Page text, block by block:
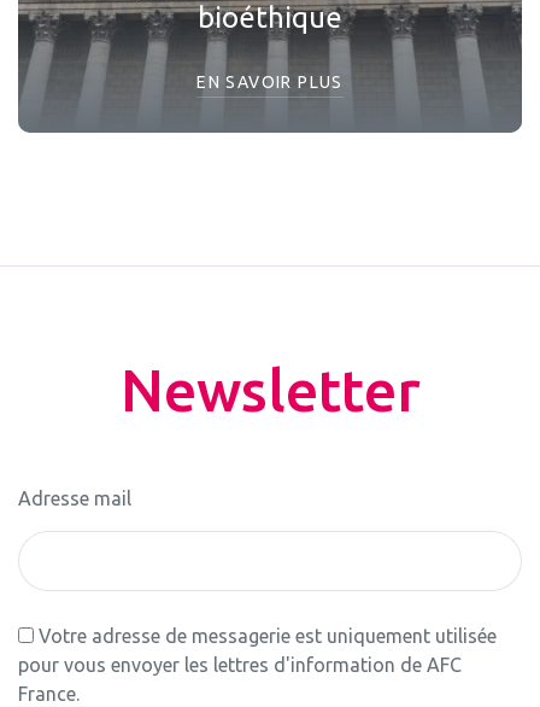
bioéthique
EN SAVOIR PLUS
Newsletter
Adresse mail
Votre adresse de messagerie est uniquement utilisée
pour vous envoyer les lettres d'information de AFC
France.